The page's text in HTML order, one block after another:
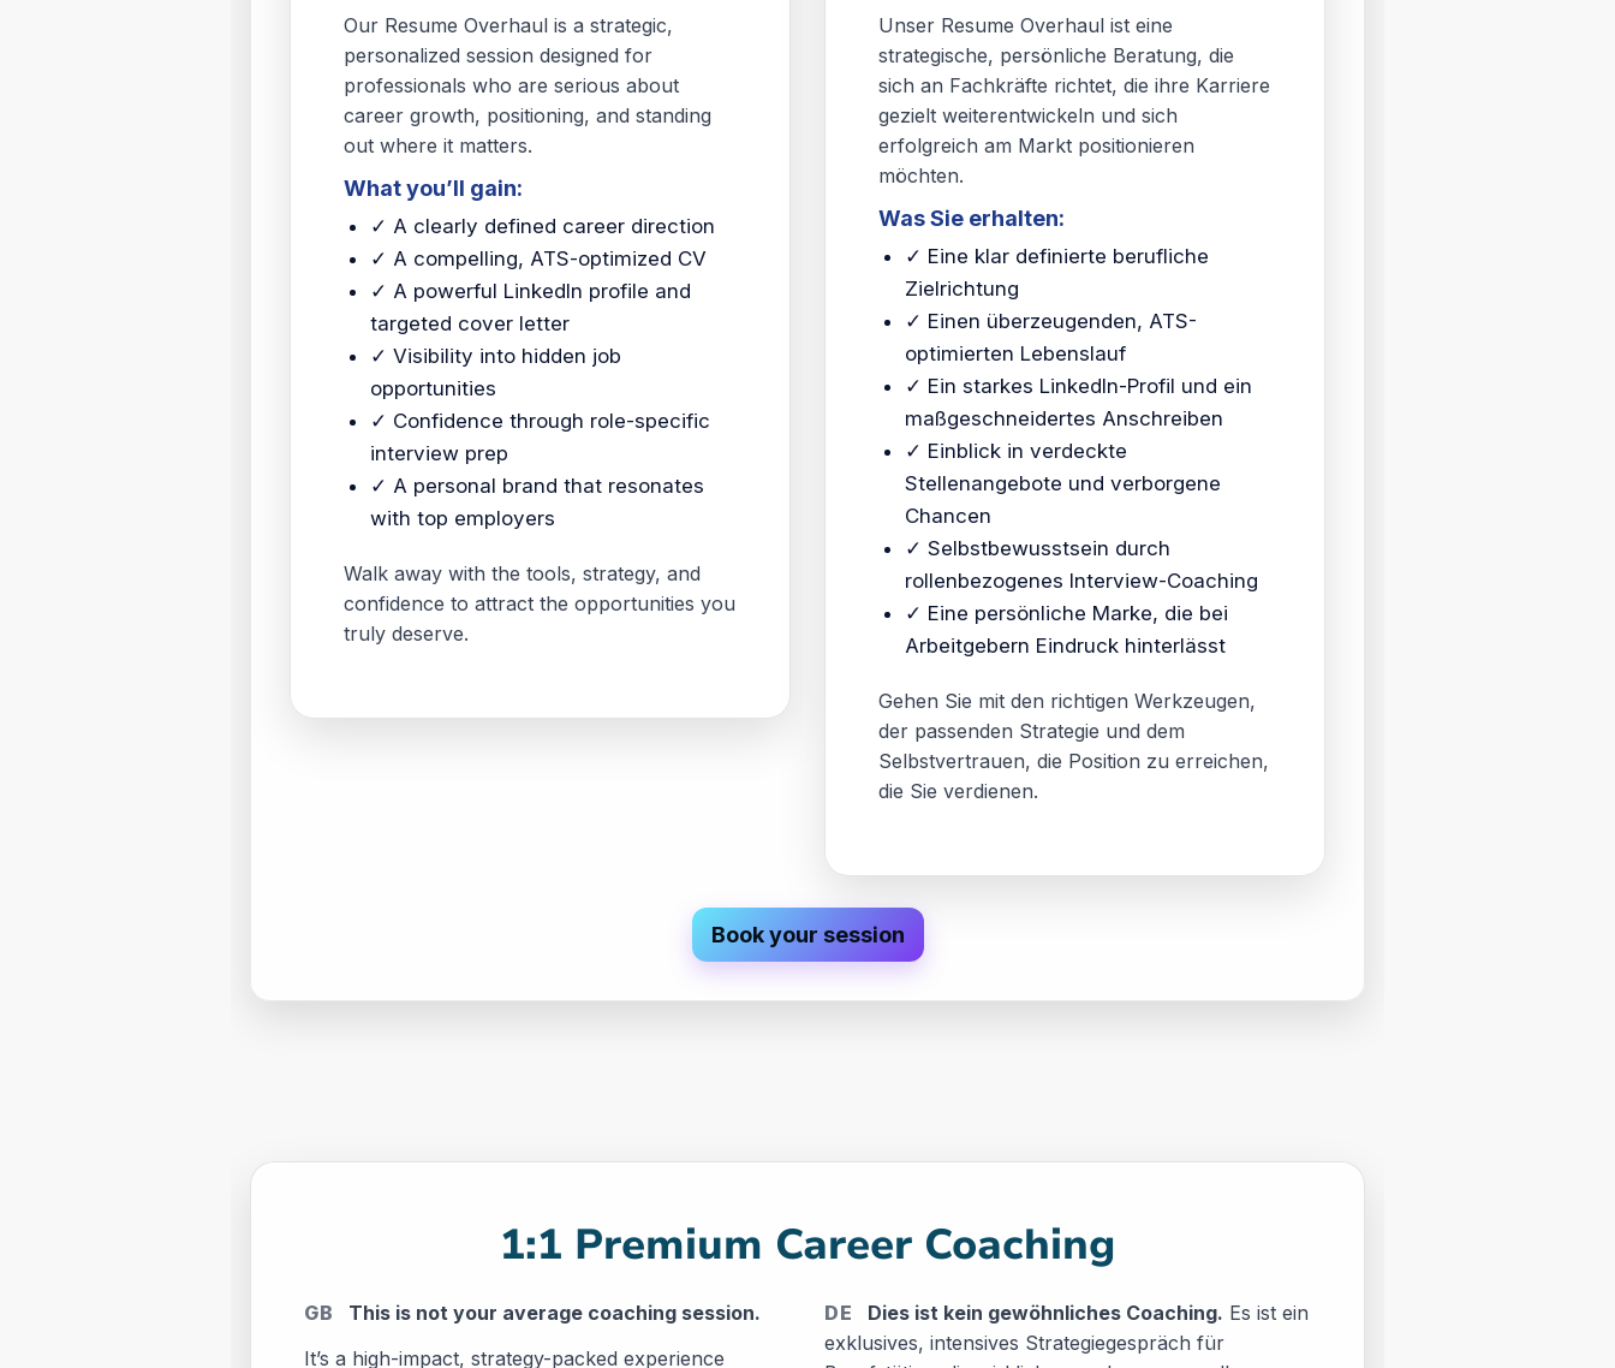
Our Resume Overhaul is a strategic,
personalized session designed for
professionals who are serious about
career growth, positioning, and standing
out where it matters.
What you’ll gain:
✓ A clearly defined career direction
✓ A compelling, ATS-optimized CV
✓ A powerful LinkedIn profile and
targeted cover letter
✓ Visibility into hidden job
opportunities
✓ Confidence through role-specific
interview prep
✓ A personal brand that resonates
with top employers
Walk away with the tools, strategy, and
confidence to attract the opportunities you
truly deserve.
Unser Resume Overhaul ist eine
strategische, persönliche Beratung, die
sich an Fachkräfte richtet, die ihre Karriere
gezielt weiterentwickeln und sich
erfolgreich am Markt positionieren
möchten.
Was Sie erhalten:
✓ Eine klar definierte berufliche
Zielrichtung
✓ Einen überzeugenden, ATS-
optimierten Lebenslauf
✓ Ein starkes LinkedIn-Profil und ein
maßgeschneidertes Anschreiben
✓ Einblick in verdeckte
Stellenangebote und verborgene
Chancen
✓ Selbstbewusstsein durch
rollenbezogenes Interview-Coaching
✓ Eine persönliche Marke, die bei
Arbeitgebern Eindruck hinterlässt
Gehen Sie mit den richtigen Werkzeugen,
der passenden Strategie und dem
Selbstvertrauen, die Position zu erreichen,
die Sie verdienen.
Book your session
1:1 Premium Career Coaching
GB
This is not your average coaching session.
It’s a high-impact, strategy-packed experience
DE Dies ist kein gewöhnliches Coaching. Es ist ein
exklusives, intensives Strategiegespräch für